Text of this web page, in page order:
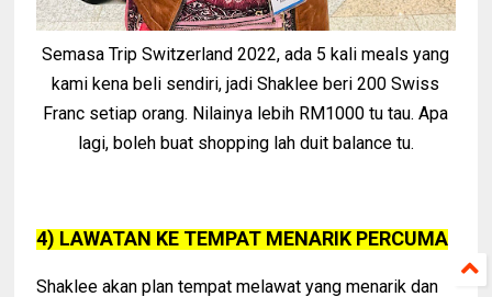
Semasa Trip Switzerland 2022, ada 5 kali meals yang
kami kena beli sendiri, jadi Shaklee beri 200 Swiss
Franc setiap orang. Nilainya lebih RM1000 tu tau. Apa
lagi, boleh buat shopping lah duit balance tu.
4) LAWATAN KE TEMPAT MENARIK PERCUMA
Shaklee akan plan tempat melawat yang menarik dan